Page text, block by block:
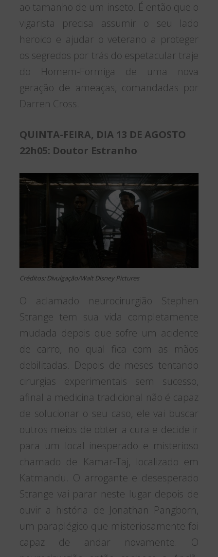
ao tamanho de um inseto. É então que o
vigarista precisa assumir o seu lado
heroico e ajudar o veterano a proteger
os segredos por trás do espetacular traje
do Homem-Formiga de uma nova
geração de ameaças, comandadas por
Darren Cross.
QUINTA-FEIRA, DIA 13 DE AGOSTO
22h05: Doutor Estranho
Créditos: Divulgação/Walt Disney Pictures
O aclamado neurocirurgião Stephen
Strange tem sua vida completamente
mudada depois que sofre um acidente
de carro, no qual fica com as mãos
debilitadas. Depois de meses tentando
cirurgias experimentais sem sucesso,
afinal a medicina tradicional não é capaz
de solucionar o seu caso, ele vai buscar
outros meios de obter a cura e decide ir
para um local inesperado e misterioso
chamado de Kamar-Taj, localizado em
Katmandu. O arrogante e desesperado
Strange vai parar neste lugar depois de
ouvir a história de Jonathan Pangborn,
um paraplégico que misteriosamente foi
capaz de andar novamente. O